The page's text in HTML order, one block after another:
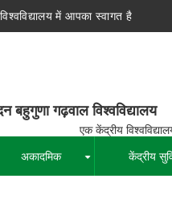
में आपका स्वागत है
विश्वविद्यालय
अकादमिक केंद्रीय